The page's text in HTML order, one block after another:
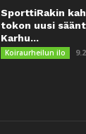
SporttiRakin
tokon uusi
Karhu...
Koiraurheilun ilo